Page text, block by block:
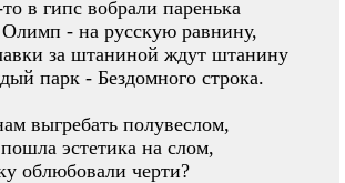
в гипс вобрали паренька
- на русскую равнину,
за штаниной ждут штанину
парк - Бездомного строка.
выгребать полувеслом,
эстетика на слом,
облюбовали черти?